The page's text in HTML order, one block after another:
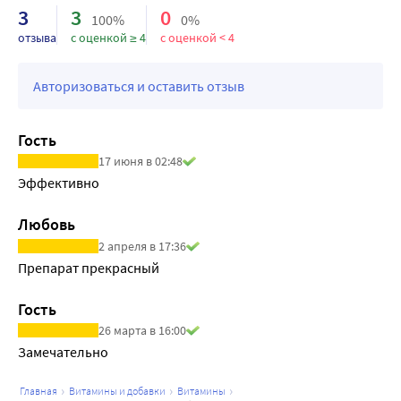
3
отзыва
3 100%
с оценкой ≥ 4
0 0%
с оценкой < 4
Авторизоваться и оставить отзыв
Гость
17 июня в 02:48
Эффективно
Любовь
2 апреля в 17:36
Препарат прекрасный
Гость
26 марта в 16:00
Замечательно
главная витамины и добавки
витамины